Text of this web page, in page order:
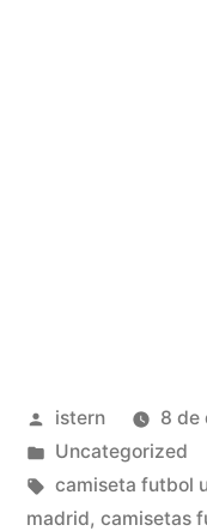
Publicado
por
istern
8 de
Publicado
en
Uncategorized
Etiquetas:
camiseta futbol
madrid, camisetas